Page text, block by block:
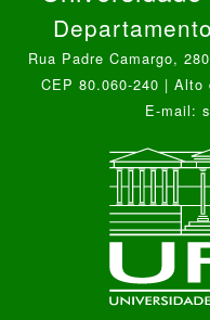
Rua Padre Camargo,
CEP 80.060-240 |
E-mail: